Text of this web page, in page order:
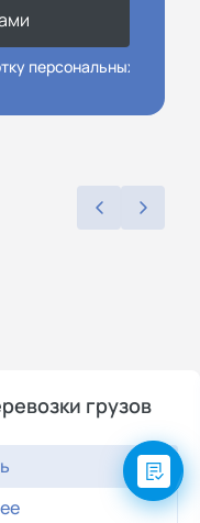
персональных
грузов